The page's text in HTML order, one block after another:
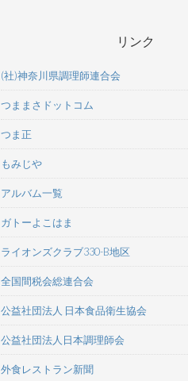
リンク
(社)神奈川県調理師連合会
つままさドットコム
つま正
もみじや
アルバム一覧
ガトーよこはま
ライオンズクラブ330-B地区
全国間税会総連合会
公益社団法人 日本食品衛生協会
公益社団法人日本調理師会
外食レストラン新聞